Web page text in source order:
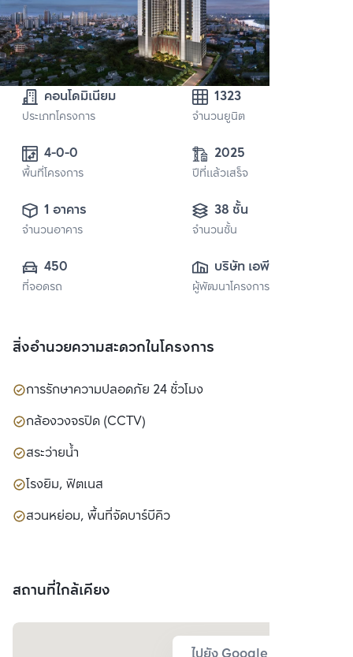
คอนโดมิเนียม
ประเภทโครงการ
1323
จำนวนยูนิต
4-0-0
พื้นที่โครงการ
2025
ปีที่แล้วเสร็จ
1 อาคาร
จำนวนอาคาร
38 ชั้น
จำนวนชั้น
450
ที่จอดรถ
บริษัท เอพี เอ็มอี 15
จำกัด
ผู้พัฒนาโครงการ
สิ่งอำนวยความสะดวกในโครงการ
การรักษาความปลอดภัย 24 ชั่วโมง
กล้องวงจรปิด (CCTV)
สระว่ายน้ำ
โรงยิม, ฟิตเนส
สวนหย่อม, พื้นที่จัดบาร์บีคิว
สถานที่ใกล้เคียง